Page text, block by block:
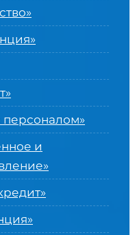
персоналом»
и